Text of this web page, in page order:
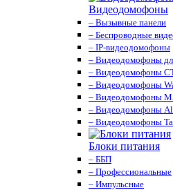
Видеодомофоны
– Вызывные панели
– Беспроводные
– IP-видеодомофоны
– Видеодомофоны
– Видеодомофоны
– Видеодомофоны
– Видеодомофоны
– Видеодомофоны
– Видеодомофоны
Блоки питания
– ББП
– Профессиональные
– Импульсные